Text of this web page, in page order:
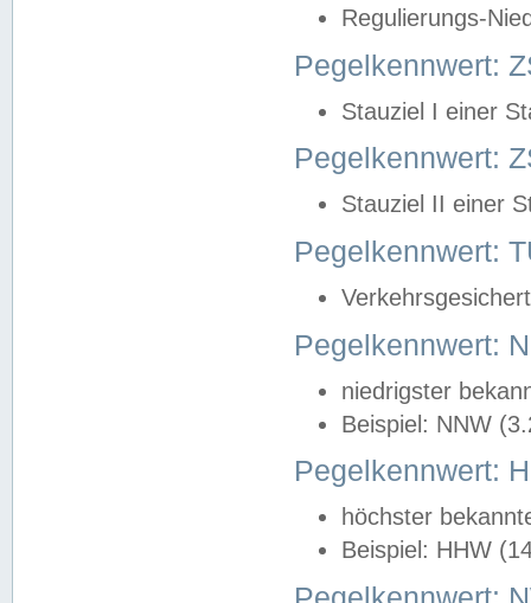
Regulierungs-
Pegelkennwert:
Stauziel I einer
Pegelkennwert:
Stauziel II einer
Pegelkennwert:
Pegelkennwert:
niedrigster
Beispiel: NNW
Pegelkennwert:
höchster
Beispiel: HHW